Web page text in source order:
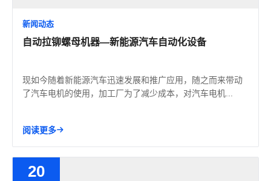
新闻动态
自动拉铆螺母机器—新能源汽车自动化设备
现如今随着新能源汽车迅速发展和推广应用，随之而来带动
了汽车电机的使用，加工厂为了减少成本，对汽车电机...
阅读更多
20